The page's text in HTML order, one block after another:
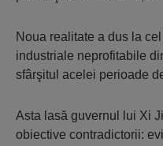
Noua realitate a dus la
industriale neprofitabile
sfârşitul acelei perioade
Asta lasă guvernul lui Xi
obiective contradictorii: